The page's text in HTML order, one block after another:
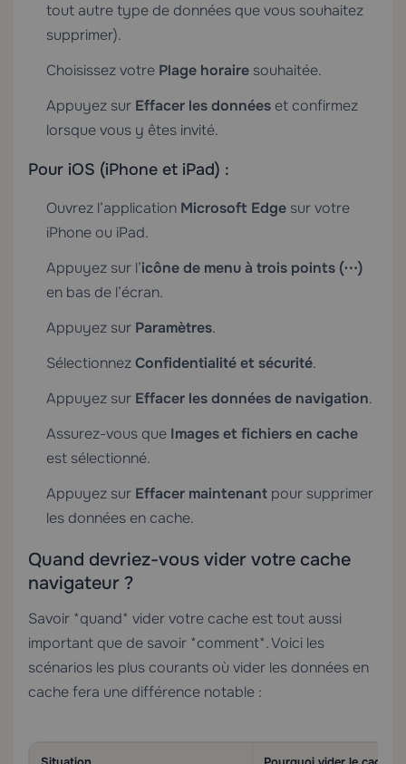
tout autre type de données que vous souhaitez
supprimer).
Choisissez votre Plage horaire souhaitée.
Appuyez sur Effacer les données et confirmez
lorsque vous y êtes invité.
Pour iOS (iPhone et iPad) :
Ouvrez l’application Microsoft Edge sur votre
iPhone ou iPad.
Appuyez sur l’icône de menu à trois points (⋯)
en bas de l’écran.
Appuyez sur Paramètres.
SélectionnezConfidentialité et sécurité.
Appuyez sur Effacer les données de navigation.
Assurez-vous que Images et fichiers en cache
est sélectionné.
Appuyez sur Effacer maintenant pour supprimer
les données en cache.
Quand devriez-vous vider votre cache
navigateur ?
Savoir *quand* vider votre cache est tout aussi
important que de savoir *comment*. Voici les
scénarios les plus courants où vider les données en
cache fera une différence notable :